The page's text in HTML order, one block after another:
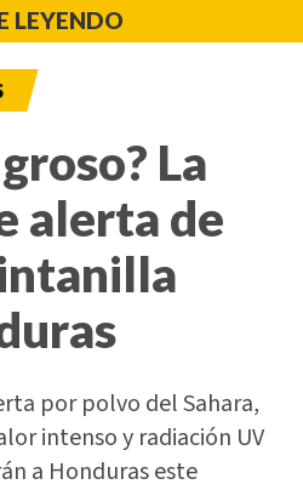
LEYENDO
La
alerta de
por polvo del Sahara,
intenso y radiación UV
a Honduras este